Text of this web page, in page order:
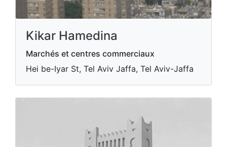
Kikar Hamedina
Marchés et centres commerciaux
Hei be-Iyar St, Tel Aviv Jaffa, Tel Aviv-Jaffa